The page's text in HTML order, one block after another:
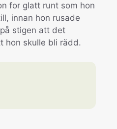
for glatt runt som hon
innan hon rusade
stigen att det
hon skulle bli rädd.